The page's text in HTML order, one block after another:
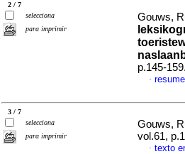
2 / 7
selecciona
para imprimir
Gouws,
p.145-
·
3 / 7
selecciona
para imprimir
Gouws,
vol.61,
· texto